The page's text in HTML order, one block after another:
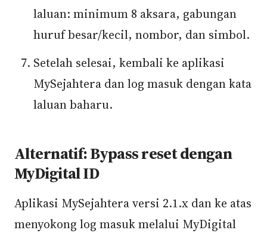
laluan: minimum 8 aksara, gabungan
huruf besar/kecil, nombor, dan simbol.
Setelah selesai, kembali ke aplikasi
MySejahtera dan log masuk dengan kata
laluan baharu.
Alternatif: Bypass reset dengan
MyDigital ID
Aplikasi MySejahtera versi 2.1.x dan ke atas
menyokong log masuk melalui MyDigital